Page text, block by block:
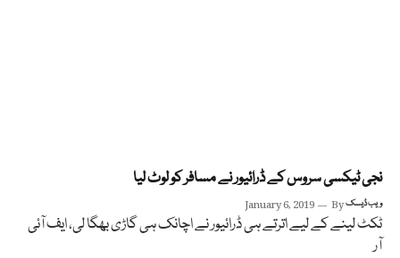
نجی ٹیکسی سروس کے ڈرائیور نے مسافر کو لوٹ لیا
January 6, 2019 Byویب ڈیسک
ٹکٹ لینے کے لیے اترتے ہی ڈرائیور نے اچانک ہی گاڑی بھگا لی، ایف آئی
آر